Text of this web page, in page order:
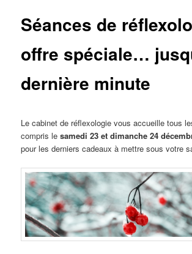
Séances de
offre spéciale…
dernière minute
Le cabinet de réflexologie vous accueille tous
compris le samedi 23 et dimanche 24
pour les derniers cadeaux à mettre sous votre